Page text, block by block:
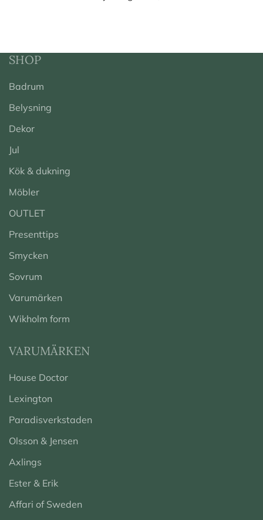
SHOP
Badrum
Belysning
Dekor
Jul
Kök & dukning
Möbler
OUTLET
Presenttips
Smycken
Sovrum
Varumärken
Wikholm form
VARUMÄRKEN
House Doctor
Lexington
Paradisverkstaden
Olsson & Jensen
Axlings
Ester & Erik
Affari of Sweden